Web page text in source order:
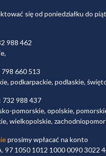
się od poniedziałku do
988 462
660 513
podkarpackie, podlaskie,
732 988 437
pomorskie, opolskie,
wielkopolskie,
prosimy wpłacać na konto
97 1050 1012 1000 0090 3022